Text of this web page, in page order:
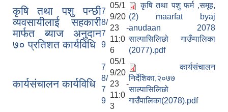
कृषि तथा पशु पन्छी
व्यवसायीलाई सहकारी
मार्फत ब्याज अनुदान
७० प्रतिशत कार्यविधि
7
8/
7
9
05/1
9/20
23 -
11:0
6
कृषि तथा पशु फर्म ,समूह,
(2) maarfat byaj
anudaan 2078
साल्पासिलिछो गाउँप्पालिका
(2077).pdf
कार्यसंचालन कार्यविधि
7
8/
7
9
05/1
9/20
23 -
11:0
3
कार्यसंचालन
निर्देशिका,२०७७
साल्पासिलिछो
गाउँपालिका(2078).pdf